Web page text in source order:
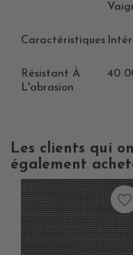
Caractéristiques
Résistant À
L'abrasion
40
Les clients qui
également
favorite_border